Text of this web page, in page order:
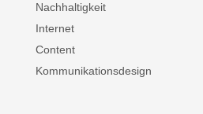
Nachhaltigkeit
Internet
Content
Kommunikationsdesign